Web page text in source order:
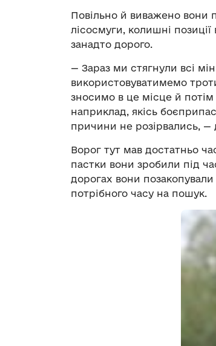
Повільно й виважено вони
лісосмуги, колишні
занадто дорого.
— Зараз ми стягнули всі
використовуватимемо
зносимо в це місце й
наприклад, якісь
причини не розірвались, —
Ворог тут мав достатньо
пастки вони зробили під час
дорогах вони позакопували
потрібного часу на пошук.